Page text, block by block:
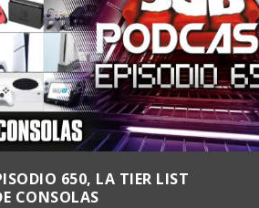
650, LA TIER LIST
CONSOLAS